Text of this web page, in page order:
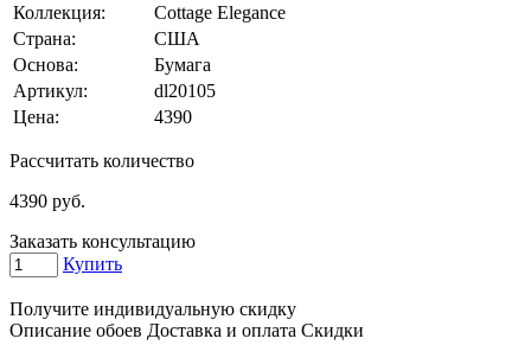
Коллекция:
Cottage Elegance
Страна:
США
Основа:
Бумага
Артикул:
dl20105
Цена:
4390
Рассчитать количество
4390 руб.
Заказать консультацию
Купить
Получите индивидуальную скидку
Описание обоев Доставка и оплата Скидки